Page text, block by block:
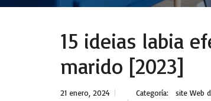
15 ideias labia
marido [2023]
21 enero, 2024 Categoría: site Web